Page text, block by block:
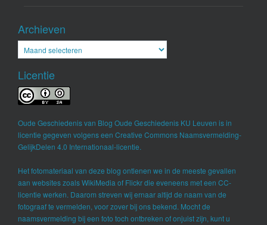
Archieven
Archieven
Licentie
Oude Geschiedenisvan Blog Oude Geschiedenis KU Leuven is in
licentie gegeven volgens een Creative Commons Naamsvermelding-
GelijkDelen 4.0 Internationaal-licentie.
Het fotomateriaal van deze blog ontlenen we in de meeste gevallen
aan websites zoals WikiMedia of Flickr die eveneens met een CC-
licentie werken. Daarom streven wij ernaar altijd de naam van de
fotograaf te vermelden, voor zover bij ons bekend. Mocht de
naamsvermelding bij een foto toch ontbreken of onjuist zijn, kunt u